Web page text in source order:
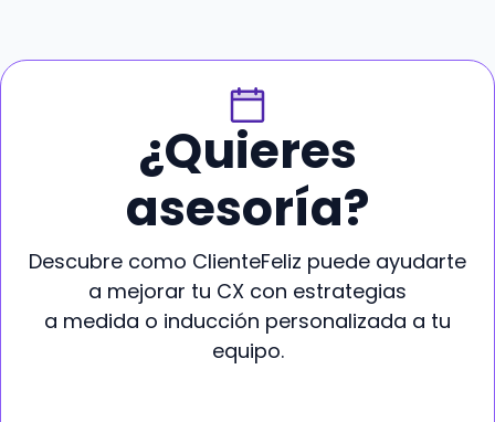
¿Quieres
asesoría?
Descubre como ClienteFeliz puede ayudarte
a mejorar tu CX con estrategias
a medida o inducción personalizada a tu
equipo.